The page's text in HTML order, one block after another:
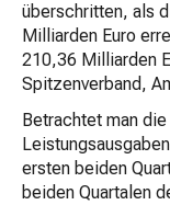
überschritten, als
Milliarden Euro
210,36 Milliarden
Spitzenverband,
Betrachtet man
ersten beiden
beiden Quartalen